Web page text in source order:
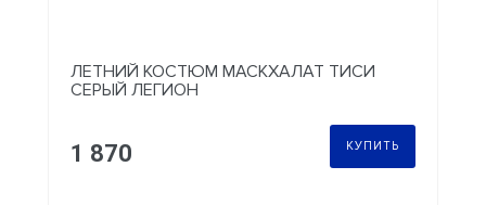
ЛЕТНИЙ КОСТЮМ МАСКХАЛАТ ТИСИ
СЕРЫЙ ЛЕГИОН
1 870 КУПИТЬ